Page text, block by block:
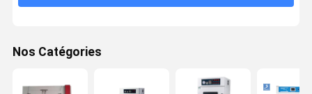
Nos Catégories